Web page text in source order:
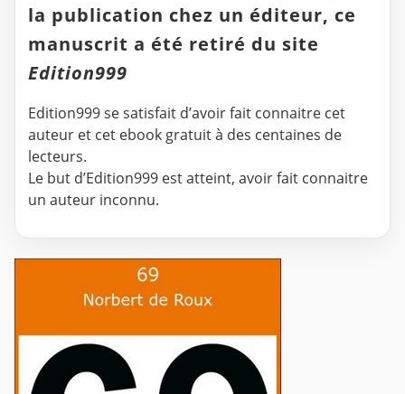
la publication chez un éditeur, ce
manuscrit a été retiré du site
Edition999
Edition999 se satisfait d’avoir fait connaitre cet
auteur et cet ebook gratuit à des centaines de
lecteurs.
Le but d’Edition999 est atteint, avoir fait connaitre
un auteur inconnu.